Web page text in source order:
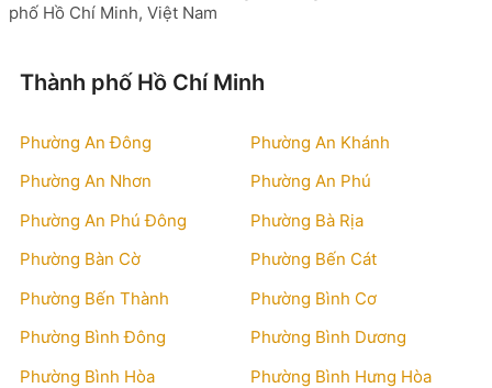
phố Hồ Chí Minh, Việt Nam
Thành phố Hồ Chí Minh
Phường An Đông
Phường An Khánh
Phường An Nhơn
Phường An Phú
Phường An Phú Đông
Phường Bà Rịa
Phường Bàn Cờ
Phường Bến Cát
Phường Bến Thành
Phường Bình Cơ
Phường Bình Đông
Phường Bình Dương
Phường Bình Hòa
Phường Bình Hưng Hòa